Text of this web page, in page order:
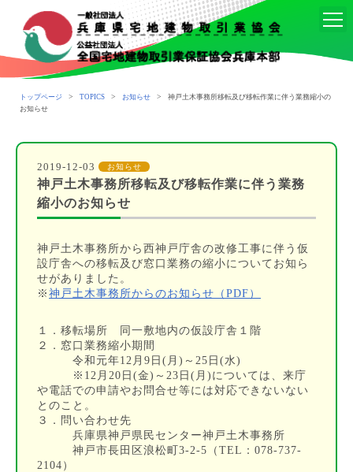
トップページ > TOPICS > お知らせ >
神戸土木事務所移転及び移転作業に伴う業務縮小の
お知らせ
2019-12-03 お知らせ
神戸土木事務所移転及び移転作業に伴う業務
縮小のお知らせ
神戸土木事務所から西神戸庁舎の改修工事に伴う仮
設庁舎への移転及び窓口業務の縮小についてお知ら
せがありました。
※ 神戸土木事務所からのお知らせ（PDF）
１．移転場所 同一敷地内の仮設庁舎１階
２．窓口業務縮小期間
令和元年12月9日(月)～25日(水)
※12月20日(金)～23日(月)については、来庁
や電話での申請やお問合せ等には対応できないない
とのこと。
３．問い合わせ先
兵庫県神戸県民センター神戸土木事務所
神戸市長田区浪松町3-2-5（TEL：078-737-
2104）